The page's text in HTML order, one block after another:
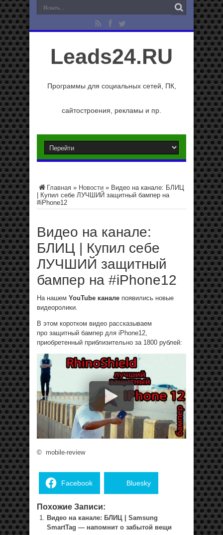
Leads24.RU
Программы для социальных сетей, ПК,
сайтостроения, рекламы и пр.
Главная » Новости » Видео на канале: БЛИЦ
| Купил себе ЛУЧШИЙ защитный бампер на
#iPhone12
Видео на канале:
БЛИЦ | Купил себе
ЛУЧШИЙ защитный
бампер на #iPhone12
На нашем YouTube канале появились новые
видеоролики.
В этом коротком видео рассказываем
про защитный бампер для iPhone12,
приобретенный приблизительно за 1800 рублей:
© mobile-review
Facebook Bluesky
Похожие Записи:
Видео на канале: БЛИЦ | Samsung
SmartTag — напомнит о забытой вещи